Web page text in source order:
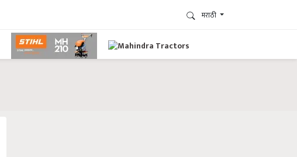
मराठी